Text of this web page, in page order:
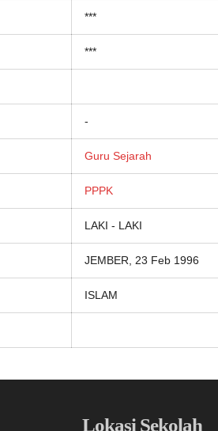
***
***
-
Guru Sejarah
PPPK
LAKI - LAKI
JEMBER, 23 Feb 1996
ISLAM
Lokasi Sekolah